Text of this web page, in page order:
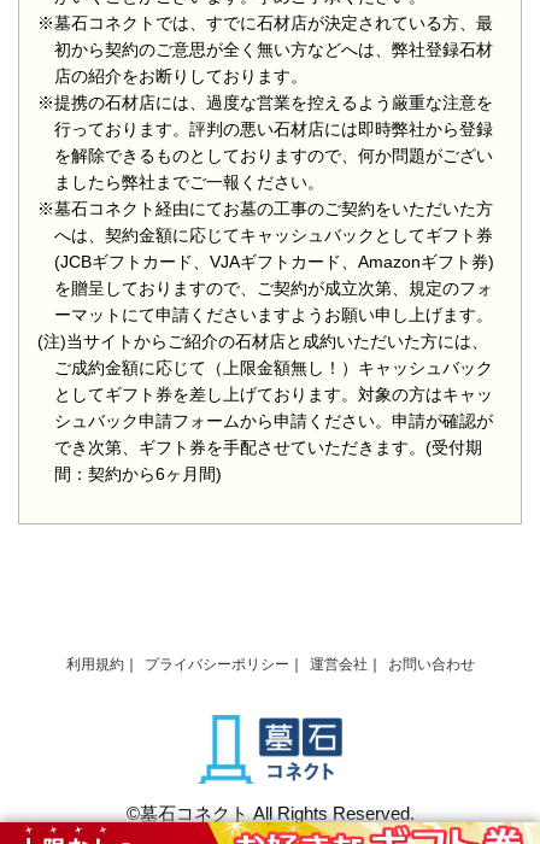
※墓石コネクトでは、すでに石材店が決定されている方、最
初から契約のご意思が全く無い方などへは、弊社登録石材
店の紹介をお断りしております。
※提携の石材店には、過度な営業を控えるよう厳重な注意を
行っております。評判の悪い石材店には即時弊社から登録
を解除できるものとしておりますので、何か問題がござい
ましたら弊社までご一報ください。
※墓石コネクト経由にてお墓の工事のご契約をいただいた方
へは、契約金額に応じてキャッシュバックとしてギフト券
(JCBギフトカード、VJAギフトカード、Amazonギフト券)
を贈呈しておりますので、ご契約が成立次第、規定のフォ
ーマットにて申請くださいますようお願い申し上げます。
(注)当サイトからご紹介の石材店と成約いただいた方には、
ご成約金額に応じて（上限金額無し！）キャッシュバック
としてギフト券を差し上げております。対象の方はキャッ
シュバック申請フォームから申請ください。申請が確認が
でき次第、ギフト券を手配させていただきます。(受付期
間：契約から6ヶ月間)
利用規約 プライバシーポリシー 運営会社 お問い合わせ
©墓石コネクト All Rights Reserved.